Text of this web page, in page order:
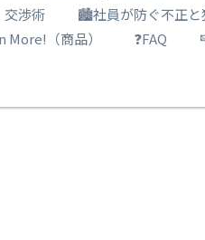
交渉術
🏙️社員が防ぐ不正と
More!（商品） ❓FAQ